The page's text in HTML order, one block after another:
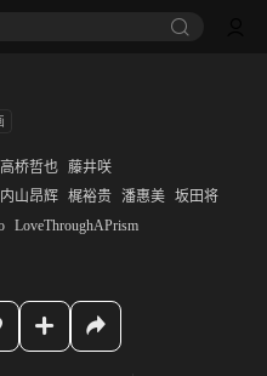
高桥哲也 藤井咲
内山昂辉 梶裕贵 潘惠美 坂田将
LoveThroughAPrism